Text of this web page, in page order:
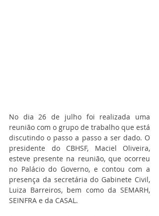
No dia 26 de julho foi realizada uma
reunião com o grupo de trabalho que está
discutindo o passo a passo a ser dado. O
presidente do CBHSF, Maciel Oliveira,
esteve presente na reunião, que ocorreu
no Palácio do Governo, e contou com a
presença da secretária do Gabinete Civil,
Luiza Barreiros, bem como da SEMARH,
SEINFRA e da CASAL.